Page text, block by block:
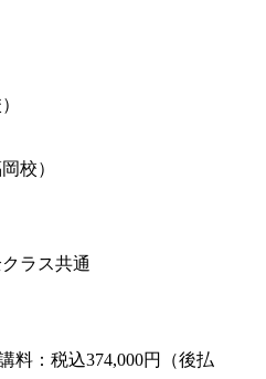
校）
ラス共通
料：税込374,000円（後払